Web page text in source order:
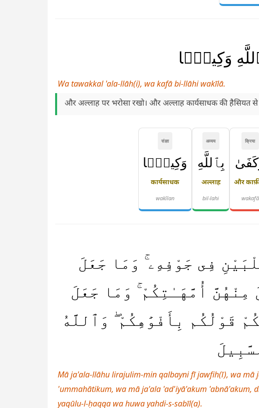
وَكِيلًۭا
Wa tawakkal 'ala-llāh(i), wa kafā bi-llāhi wakīlā.
और अल्लाह पर भरोसा रखो। और अल्लाह कार्यसाधक की हैसियत से
क्रिया
और
wakafā
अव्यय
بِٱللَّهِ
अल्लाह
bil-lahi
संज्ञा
وَكِيلًۭا
कार्यसाधक
wakīlan
فِى جَوْفِهِۦ ۚ وَمَا جَعَلَ
مِنْهُنَّ أُمَّهَـٰتِكُمْ ۚ وَمَا جَعَلَ
قَوْلُكُم بِأَفْوَٰهِكُمْ ۖ وَٱللَّهُ
Mā ja'ala-llāhu lirajulim-min qalbayni fī jawfih(ī), wa
'ummahātikum, wa mā ja'ala 'ad'iyā'akum 'abnā'akum,
yaqūlu-l-ḥaqqa wa huwa yahdi-s-sabīl(a).